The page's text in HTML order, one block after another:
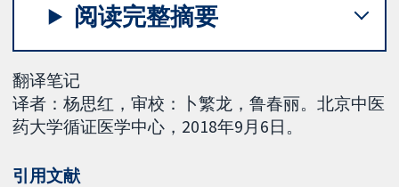
阅读完整摘要
翻译笔记
译者：杨思红，审校：卜繁龙，鲁春丽。北京中医
药大学循证医学中心，2018年9月6日。
引用文献